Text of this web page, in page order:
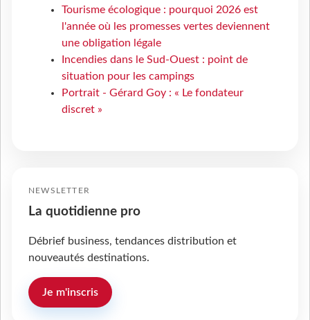
Tourisme écologique : pourquoi 2026 est
l'année où les promesses vertes deviennent
une obligation légale
Incendies dans le Sud-Ouest : point de
situation pour les campings
Portrait - Gérard Goy : « Le fondateur
discret »
NEWSLETTER
La quotidienne pro
Débrief business, tendances distribution et
nouveautés destinations.
Je m'inscris